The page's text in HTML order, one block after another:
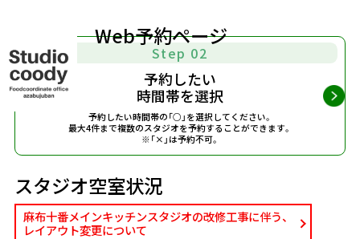
Web予約ページ
Step 02
予約したい
時間帯を選択
予約したい時間帯の「○」を選択してください。
最大4件まで複数のスタジオを予約することができます。
※「×」は予約不可。
スタジオ空室状況
麻布十番メインキッチンスタジオの改修工事に伴う、
レイアウト変更について